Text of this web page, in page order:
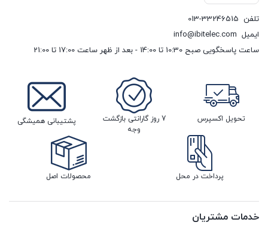
تلفن 013-33246515
ایمیل info@ibitelec.com
ساعت پاسخگویی صبح 10:30 تا 14:00 - بعد از ظهر ساعت 17:00 تا 21:00
تحویل اکسپرس
7 روز گارانتی بازگشت
وجه
پشتیبانی همیشگی
پرداخت در محل محصولات اصل
خدمات مشتریان